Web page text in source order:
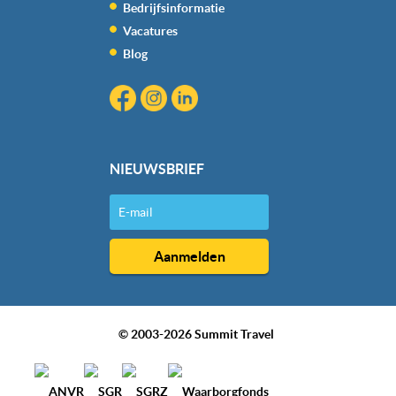
Bedrijfsinformatie
Vacatures
Blog
NIEUWSBRIEF
© 2003-2026 Summit Travel